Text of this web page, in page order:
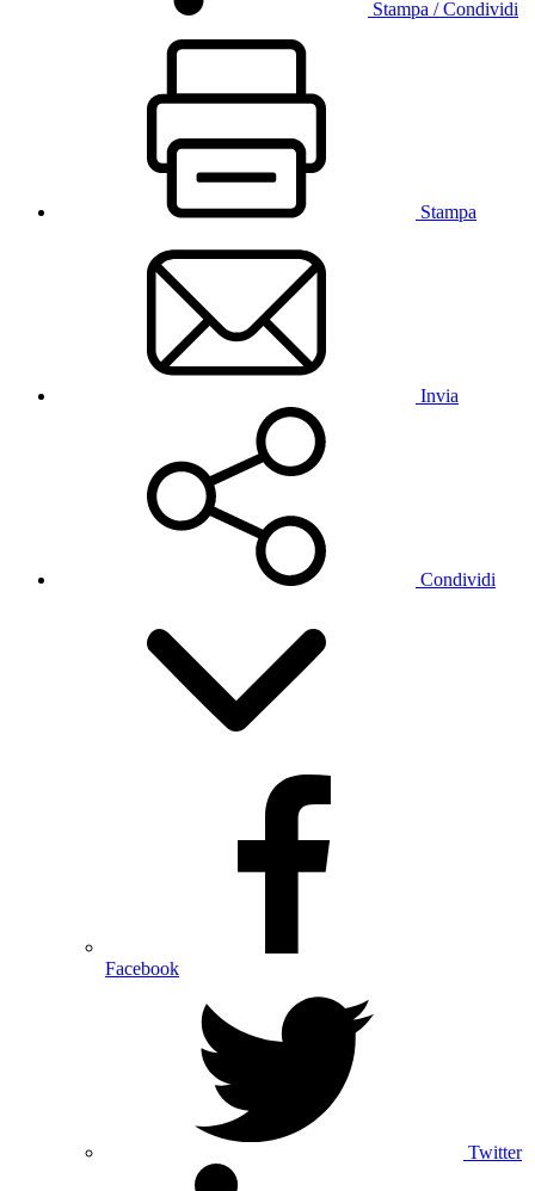
Stampa / Condividi
Stampa
Invia
Condividi
Facebook
Twitter